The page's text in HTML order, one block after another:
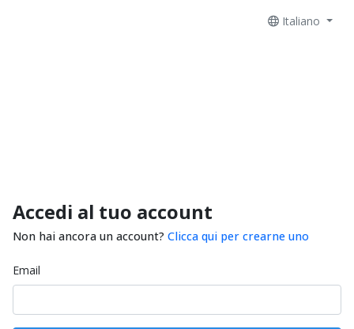
Italiano
Accedi al tuo account
Non hai ancora un account? Clicca qui per crearne uno
Email